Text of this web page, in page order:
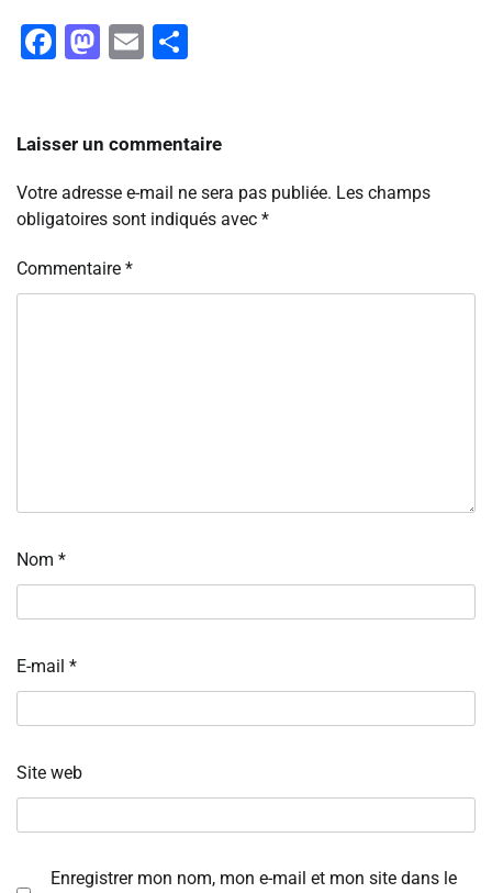
Facebook
Mastodon
Email
Laisser un commentaire
Votre adresse e-mail ne sera pas publiée. Les champs
obligatoires sont indiqués avec *
Commentaire *
Nom *
E-mail *
Site web
Enregistrer mon nom, mon e-mail et mon site dans le